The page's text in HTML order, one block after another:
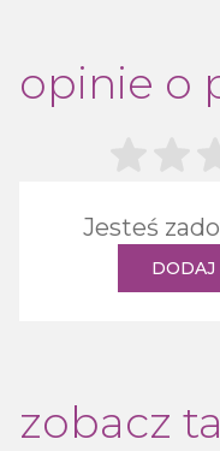
opinie o
Jesteś
zobacz